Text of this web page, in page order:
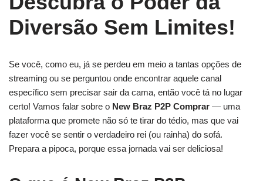
Diversão Sem Limites!
Se você, como eu, já se perdeu em meio a tantas opções de
streaming ou se perguntou onde encontrar aquele canal
específico sem precisar sair da cama, então você tá no lugar
certo! Vamos falar sobre o New Braz P2P Comprar — uma
plataforma que promete não só te tirar do tédio, mas que vai
fazer você se sentir o verdadeiro rei (ou rainha) do sofá.
Prepara a pipoca, porque essa jornada vai ser deliciosa!